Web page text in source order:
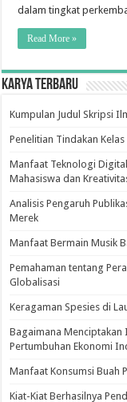
dalam tingkat
Read More »
Karya Terbaru
Kumpulan Judul Skripsi
Penelitian Tindakan
Manfaat Teknologi
Mahasiswa dan
Analisis Pengaruh
Merek
Manfaat Bermain Musik
Pemahaman tentang
Globalisasi
Keragaman Spesies di
Bagaimana Menciptakan
Pertumbuhan Ekonomi
Manfaat Konsumsi Buah
Kiat-Kiat Berhasilnya